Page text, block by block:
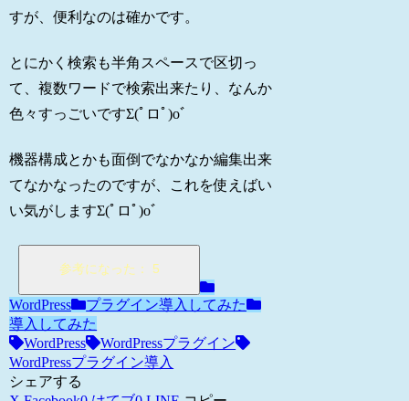
すが、便利なのは確かです。
とにかく検索も半角スペースで区切っ
て、複数ワードで検索出来たり、なんか
色々すっごいですΣ(ﾟロﾟ)oﾞ
機器構成とかも面倒でなかなか編集出来
てなかなったのですが、これを使えばい
い気がしますΣ(ﾟロﾟ)oﾞ
WordPress
プラグイン導入してみた
導入してみた
WordPress
WordPressプラグイン
WordPressプラグイン導入
シェアする